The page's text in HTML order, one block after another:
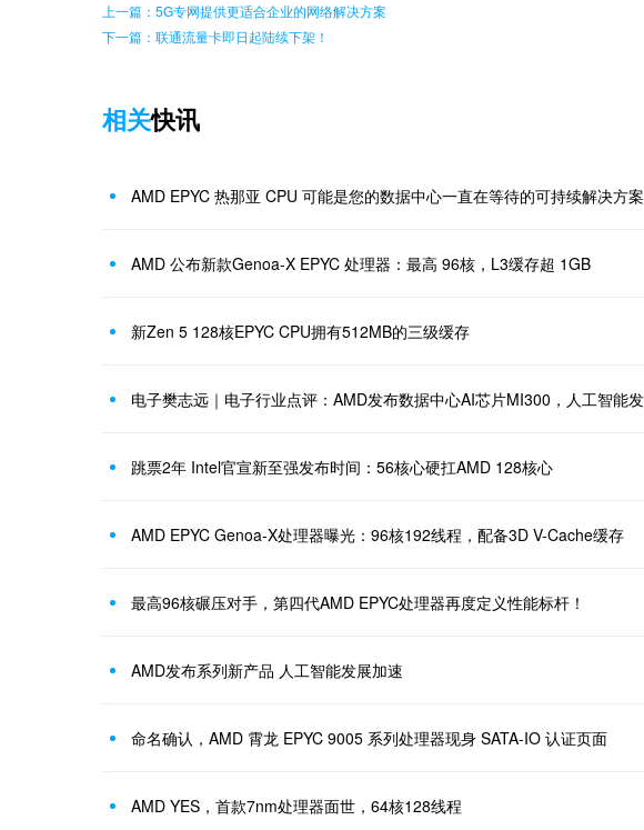
上一篇：5G专网提供更适合企业的网络解决方案
下一篇：联通流量卡即日起陆续下架！
相关快讯
AMD EPYC 热那亚 CPU 可能是您的数据中心一直在等待的可持续解决方案
AMD 公布新款Genoa-X EPYC 处理器：最高 96核，L3缓存超 1GB
新Zen 5 128核EPYC CPU拥有512MB的三级缓存
跳票2年 Intel官宣新至强发布时间：56核心硬扛AMD 128核心
AMD EPYC Genoa-X处理器曝光：96核192线程，配备3D V-Cache缓存
最高96核碾压对手，第四代AMD EPYC处理器再度定义性能标杆！
AMD发布系列新产品 人工智能发展加速
命名确认，AMD 霄龙 EPYC 9005 系列处理器现身 SATA-IO 认证页面
AMD YES，首款7nm处理器面世，64核128线程